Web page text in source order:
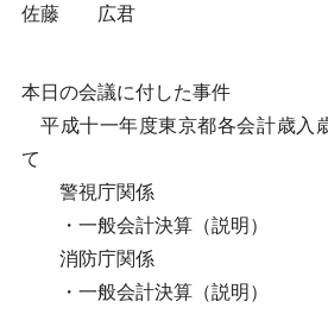
佐藤 広君
本日の会議に付した事件
平成十一年度東京都各会計歳入
て
警視庁関係
・一般会計決算（説明）
消防庁関係
・一般会計決算（説明）